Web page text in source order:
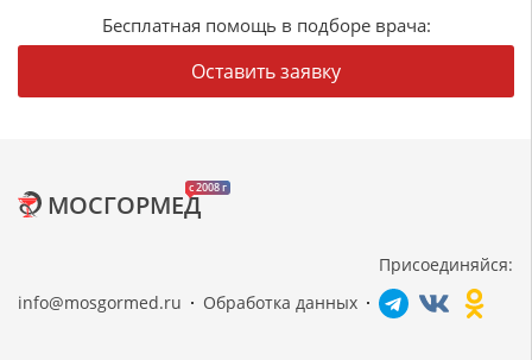
Бесплатная помощь в подборе врача:
Оставить заявку
c 2008 г
МОСГОРМЕД
info@mosgormed.ru Обработка данных
Присоединяйся: